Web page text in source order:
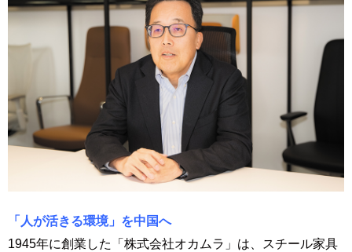
「人が活きる環境」を中国へ
1945年に創業した「株式会社オカムラ」は、スチール家具